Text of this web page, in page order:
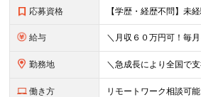
応募資格
給与
勤務地
働き方 リモートワーク相談可能